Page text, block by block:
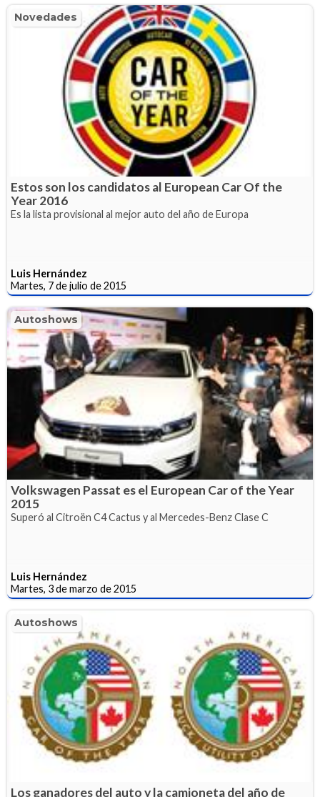
Novedades
Estos son los candidatos al European Car Of the
Year 2016
Es la lista provisional al mejor auto del año de Europa
Luis Hernández
Martes, 7 de julio de 2015
Autoshows
Volkswagen Passat es el European Car of the Year
2015
Superó al Citroën C4 Cactus y al Mercedes-Benz Clase C
Luis Hernández
Martes, 3 de marzo de 2015
Autoshows
Los ganadores del auto y la camioneta del año de